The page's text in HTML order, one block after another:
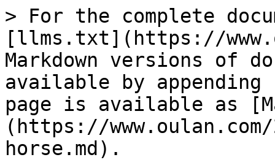
> For the complete
[llms.txt](https://
Markdown versions of
available by
page is available as
(https://
horse.md).